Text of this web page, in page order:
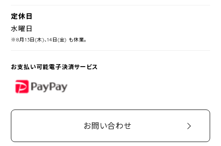
定休日
水曜日
※8月13日(木)、14日(金) も休業。
お支払い可能電子決済サービス
PayPay
お問い合わせ